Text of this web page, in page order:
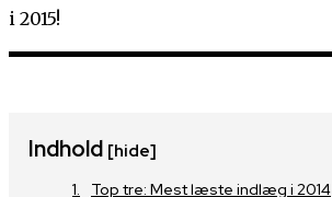
i 2015!
Indhold [hide]
Top tre: Mest læste indlæg i 2014